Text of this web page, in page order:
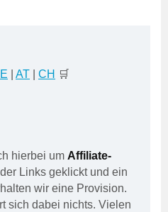
AT CH 🛒
hierbei um Affiliate-
Links geklickt und ein
wir eine Provision.
sich dabei nichts. Vielen